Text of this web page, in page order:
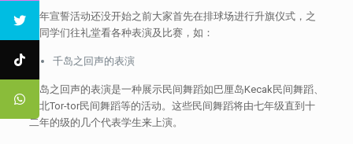
青年宣誓活动还没开始之前大家首先在排球场进行升旗仪式，之
后同学们往礼堂看各种表演及比赛，如：
千岛之回声的表演
千岛之回声的表演是一种展示民间舞蹈如巴厘岛Kecak民间舞蹈、
苏北Tor-tor民间舞蹈等的活动。这些民间舞蹈将由七年级直到十
二年的级的几个代表学生来上演。